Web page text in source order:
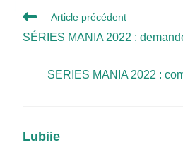
Read
more
articles
Article précédent
SÉRIES MANIA 2022 :
SERIES MANIA 2022 :
Lubiie